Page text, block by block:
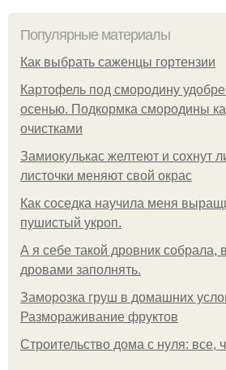
Популярные материалы
Как выбрать саженцы гортензии
Картофель под смородину
осенью. Подкормка смородины
очистками
Замиокулькас желтеют и сохнут
листочки меняют свой окрас
Как соседка научила меня
пушистый укроп.
А я себе такой дровник собрала,
дровами заполнять.
Заморозка груш в домашних
Размораживание фруктов
Строительство дома с нуля: все,